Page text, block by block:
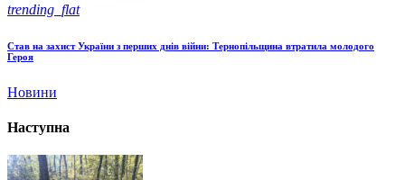
trending_flat
Став на захист України з перших днів війни: Тернопільщина втратила молодого
Героя
Новини
Наступна